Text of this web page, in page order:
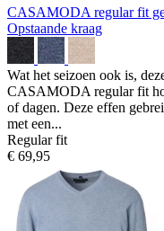
CASAMODA regular fit
Opstaande kraag
Wat het seizoen ook is,
CASAMODA regular fit
of dagen. Deze effen
met een...
Regular fit
€ 69,95